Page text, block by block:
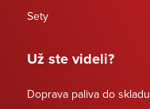
Sety
Už ste videli?
Doprava paliva do skladu